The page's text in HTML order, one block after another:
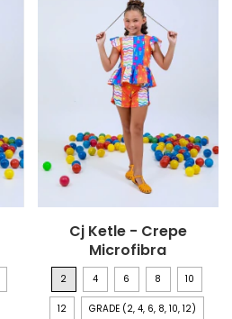
Cj Ketle - Crepe
Microfibra
2 4 6 8 10
12 GRADE (2, 4, 6, 8, 10, 12)